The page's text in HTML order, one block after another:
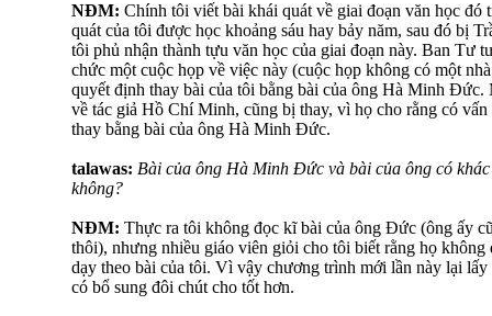
NĐM: Chính tôi viết bài khái quát về giai đoạn văn học
quát của tôi được học khoảng sáu hay bảy năm, sau đó bị
tôi phủ nhận thành tựu văn học của giai đoạn này. Ban Tư
chức một cuộc họp về việc này (cuộc họp không có một
quyết định thay bài của tôi bằng bài của ông Hà Minh Đức.
về tác giả Hồ Chí Minh, cũng bị thay, vì họ cho rằng có
thay bằng bài của ông Hà Minh Đức.
talawas: Bài của ông Hà Minh Đức và bài của ông có
không?
NĐM: Thực ra tôi không đọc kĩ bài của ông Đức (ông ấy
thôi), nhưng nhiều giáo viên giỏi cho tôi biết rằng họ không
dạy theo bài của tôi. Vì vậy chương trình mới lần này lại
có bổ sung đôi chút cho tốt hơn.